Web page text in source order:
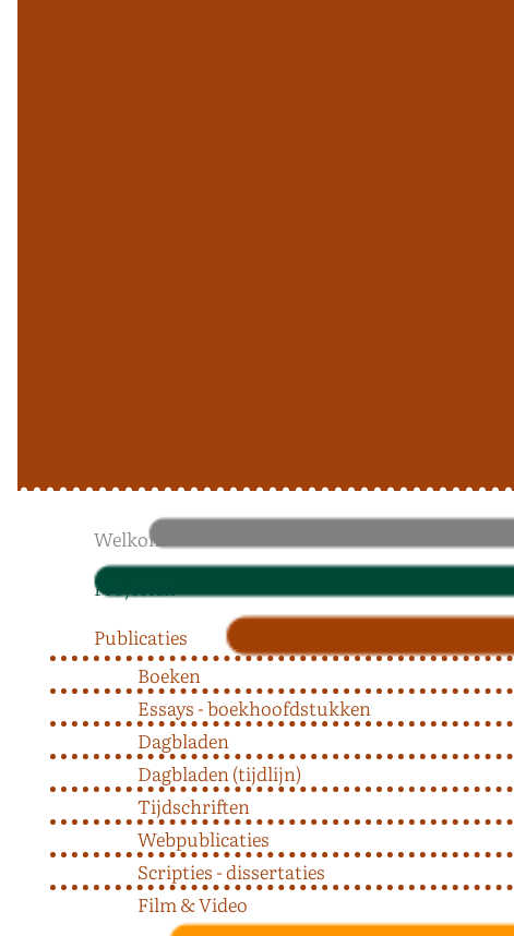
Welkom
Projecten
Publicaties
Boeken
Essays - boekhoofdstukken
Dagbladen
Dagbladen (tijdlijn)
Tijdschriften
Webpublicaties
Scripties - dissertaties
Film & Video